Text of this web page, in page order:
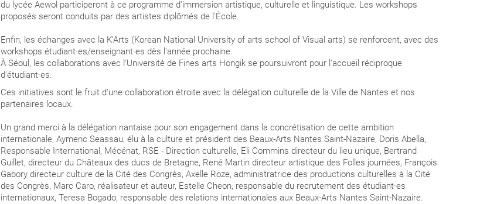
du lycée Aewol participeront à ce programme d'immersion artistique, culturelle et linguistique. Les workshops
proposés seront conduits par des artistes diplômés de l'École.
Enfin, les échanges avec la K’Arts (Korean National University of arts school of Visual arts) se renforcent, avec des
workshops étudiant·es/enseignant·es dès l'année prochaine.
À Séoul, les collaborations avec l'Université de Fines arts Hongik se poursuivront pour l'accueil réciproque
d'étudiant·es.
Ces initiatives sont le fruit d'une collaboration étroite avec la délégation culturelle de la Ville de Nantes et nos
partenaires locaux.
Un grand merci à la délégation nantaise pour son engagement dans la concrétisation de cette ambition
internationale, Aymeric Seassau, élu à la culture et président des Beaux-Arts Nantes Saint-Nazaire, Doris Abella,
Responsable International, Mécénat, RSE - Direction culturelle, Eli Commins directeur du lieu unique, Bertrand
Guillet, directeur du Châteaux des ducs de Bretagne, René Martin directeur artistique des Folles journées, François
Gabory directeur culture de la Cité des Congrès, Axelle Roze, administratrice des productions culturelles à la Cité
des Congrès, Marc Caro, réalisateur et auteur, Estelle Cheon, responsable du recrutement des étudiant·es
internationaux, Teresa Bogado, responsable des relations internationales aux Beaux-Arts Nantes Saint-Nazaire.